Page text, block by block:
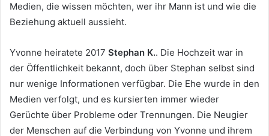
Medien, die wissen möchten, wer ihr Mann ist und wie die
Beziehung aktuell aussieht.
Yvonne heiratete 2017 Stephan K.. Die Hochzeit war in
der Öffentlichkeit bekannt, doch über Stephan selbst sind
nur wenige Informationen verfügbar. Die Ehe wurde in den
Medien verfolgt, und es kursierten immer wieder
Gerüchte über Probleme oder Trennungen. Die Neugier
der Menschen auf die Verbindung von Yvonne und ihrem